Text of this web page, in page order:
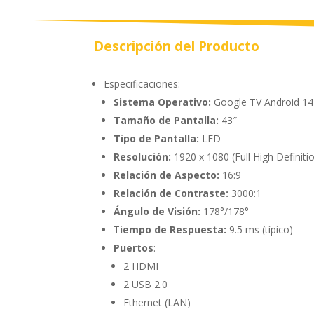
Descripción del Producto
Especificaciones:
Sistema Operativo: Google TV Android 14
Tamaño de Pantalla: 43″
Tipo de Pantalla: LED
Resolución: 1920 x 1080 (Full High
Relación de Aspecto: 16:9
Relación de Contraste: 3000:1
Ángulo de Visión: 178°/178°
Tiempo de Respuesta: 9.5 ms (típico)
Puertos:
2 HDMI
2 USB 2.0
Ethernet (LAN)